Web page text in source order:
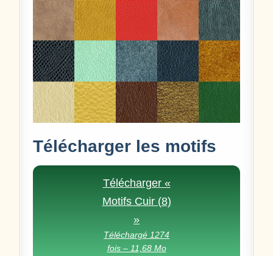
Télécharger les motifs
Télécharger «
Motifs Cuir (8)
»
Téléchargé 1274
fois – 11,68 Mo